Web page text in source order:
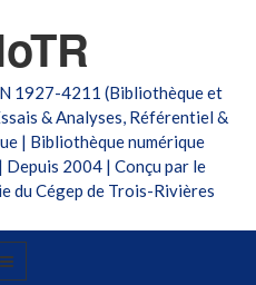
1927-4211 (Bibliothèque et
& Analyses, Référentiel &
| Bibliothèque numérique
2004 | Conçu par le
du Cégep de Trois-Rivières